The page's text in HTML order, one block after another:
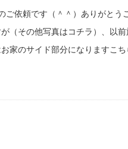
依頼です（＾＾）ありがとう
（その他写真はコチラ）、以
家のサイド部分になりますこ